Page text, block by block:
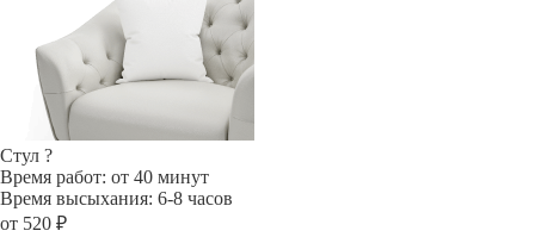
Стул ?
Время работ: от 40 минут
Время высыхания: 6-8 часов
от 520 ₽